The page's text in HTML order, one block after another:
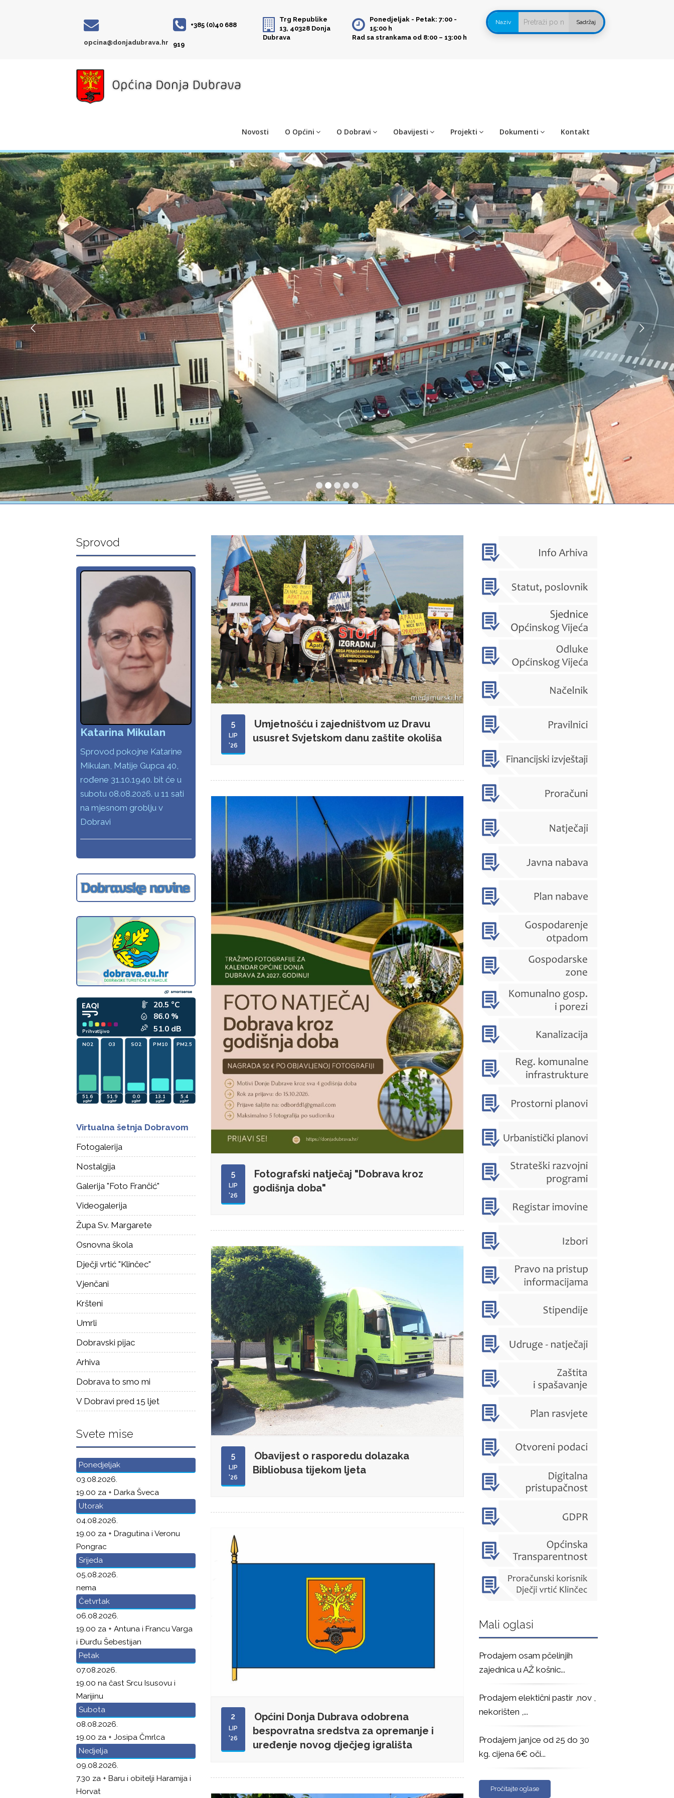
opcina@donjadubrava.hr
+385 (0)40 688
919
Trg Republike
13, 40328 Donja
Dubrava
Ponedjeljak - Petak: 7:00 -
15:00 h
Rad sa strankama od 8:00 – 13:00 h
Naziv Sadržaj
Novosti O Općini O Dobravi Obavijesti Projekti Dokumenti Kontakt
Sprovod
Katarina Mikulan
Sprovod pokojne Katarine
Mikulan, Matije Gupca 40,
rođene 31.10.1940. bit će u
subotu 08.08.2026. u 11 sati
na mjesnom groblju v
Dobravi
Virtualna šetnja Dobravom
Fotogalerija
Nostalgija
Galerija "Foto Frančić"
Videogalerija
Župa Sv. Margarete
Osnovna škola
Dječji vrtić "Klinčec"
Vjenčani
Kršteni
Umrli
Dobravski pijac
Arhiva
Dobrava to smo mi
V Dobravi pred 15 ljet
Svete mise
Ponedjeljak
03.08.2026.
19.00 za + Darka Šveca
Utorak
04.08.2026.
19.00 za + Dragutina i Veronu
Pongrac
Srijeda
05.08.2026.
nema
Četvrtak
06.08.2026.
19.00 za + Antuna i Francu Varga
i Đurđu Šebestijan
Petak
07.08.2026.
19.00 na čast Srcu Isusovu i
Marijinu
Subota
08.08.2026.
19.00 za + Josipa Čmrlca
Nedjelja
09.08.2026.
7.30 za + Baru i obitelji Haramija i
Horvat
5
LIP
'26
Umjetnošću i zajedništvom uz Dravu
ususret Svjetskom danu zaštite okoliša
5
LIP
'26
Fotografski natječaj "Dobrava kroz
godišnja doba"
5
LIP
'26
Obavijest o rasporedu dolazaka
Bibliobusa tijekom ljeta
2
LIP
'26
Općini Donja Dubrava odobrena
bespovratna sredstva za opremanje i
uređenje novog dječjeg igrališta
Mali oglasi
Prodajem osam pčelinjih
zajednica u AŽ košnic...
Prodajem elektični pastir ,nov ,
nekorišten ,...
Prodajem janjce od 25 do 30
kg. cijena 6€ oči...
Pročitajte oglase